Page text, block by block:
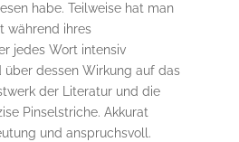
habe. Teilweise hat man
während ihres
jedes Wort intensiv
dessen Wirkung auf das
der Literatur und die
Pinselstriche. Akkurat
und anspruchsvoll.